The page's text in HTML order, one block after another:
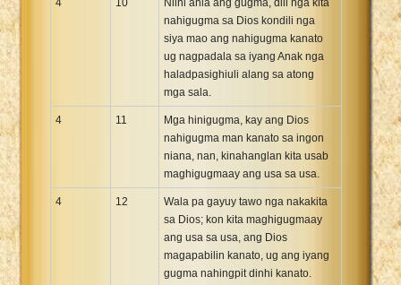
nahigugma sa Dios kondili nga
siya mao ang nahigugma kanato
ug nagpadala sa iyang Anak nga
haladpasighiuli alang sa atong
mga sala.
4 11
Mga hinigugma, kay ang Dios
nahigugma man kanato sa ingon
niana, nan, kinahanglan kita usab
maghigugmaay ang usa sa usa.
4 12
Wala pa gayuy tawo nga nakakita
sa Dios; kon kita maghigugmaay
ang usa sa usa, ang Dios
magapabilin kanato, ug ang iyang
gugma nahingpit dinhi kanato.